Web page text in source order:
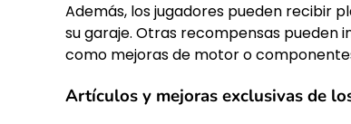
Además, los jugadores pueden recibir
su garaje. Otras recompensas pueden
como mejoras de motor o
Artículos y mejoras exclusivas de